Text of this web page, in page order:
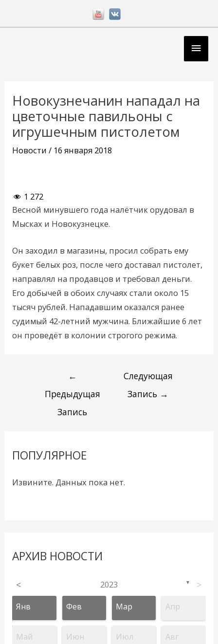
Новокузнечанин нападал на
цветочные павильоны с
игрушечным пистолетом
Новости / 16 января 2018
1 272
Весной минувшего года налётчик орудовал в
Мысках и Новокузнецке.
Он заходил в магазины, просил собрать ему
букет белых роз, после чего доставал пистолет,
направлял на продавцов и требовал деньги.
Его добычей в обоих случаях стали около 15
тысяч рублей. Нападавшим оказался ранее
судимый 42-летний мужчина. Ближайшие 6 лет
он проведёт в колонии строгого режима.
записям
←
Предыдущая
Запись
Следующая
Запись →
ПОПУЛЯРНОЕ
Извините. Данных пока нет.
АРХИВ НОВОСТИ
< 2023 ▼ >
Янв Фев Мар Апр
Май Июн Июл Авг